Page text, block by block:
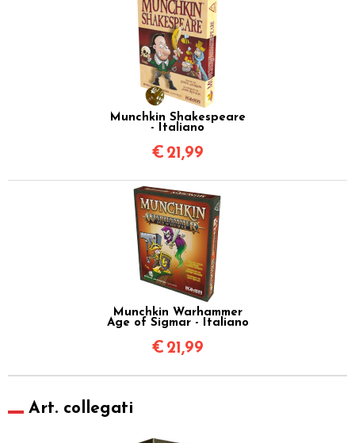
Munchkin Shakespeare
- Italiano
€ 21,99
Munchkin Warhammer
Age of Sigmar - Italiano
€ 21,99
Art. collegati